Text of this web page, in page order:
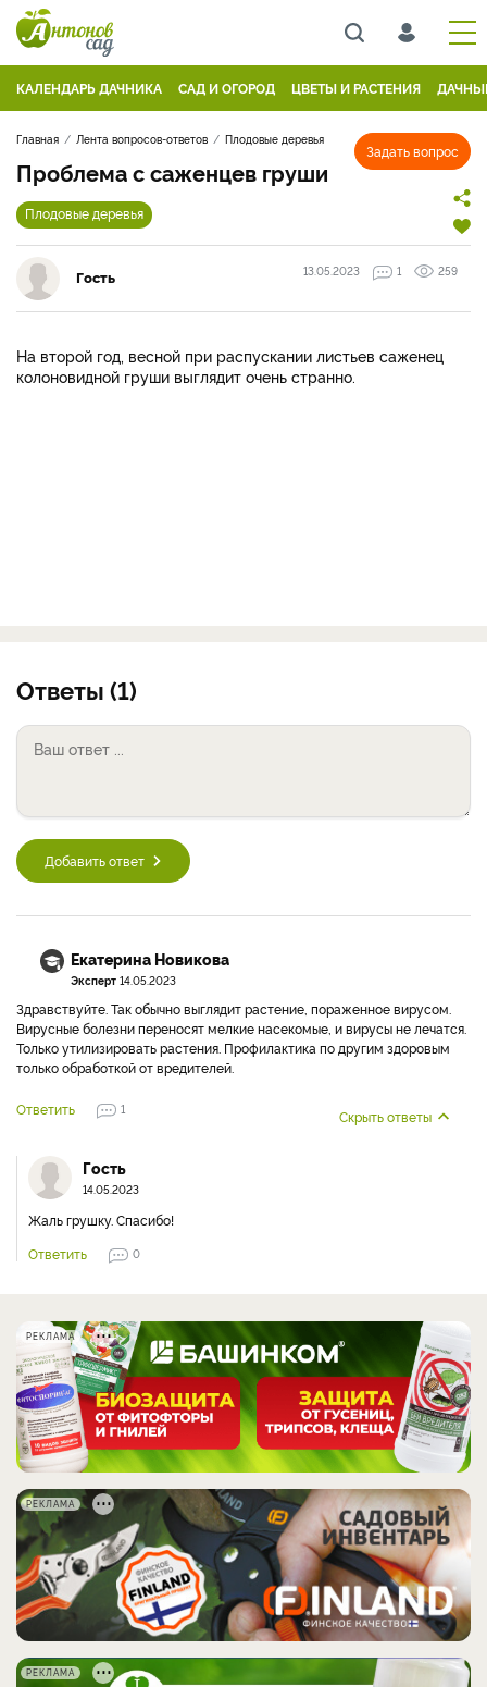
КАЛЕНДАРЬ ДАЧНИКА САД И ОГОРОД ЦВЕТЫ И РАСТЕНИЯ
Задать вопрос
Главная Лента вопросов-ответов Плодовые деревья
Проблема с саженцев груши
Плодовые деревья
Гость 13.05.2023 1 259
На второй год, весной при распускании листьев саженец
колоновидной груши выглядит очень странно.
Ответы (1)
Добавить ответ
Екатерина Новикова
Эксперт 14.05.2023
Здравствуйте. Так обычно выглядит растение, пораженное вирусом.
Вирусные болезни переносят мелкие насекомые, и вирусы не лечатся.
Только утилизировать растения. Профилактика по другим здоровым
только обработкой от вредителей.
Ответить 1 Скрыть ответы
Гость
14.05.2023
Жаль грушку. Спасибо!
Ответить
0
РЕКЛАМА
РЕКЛАМА
РЕКЛАМА